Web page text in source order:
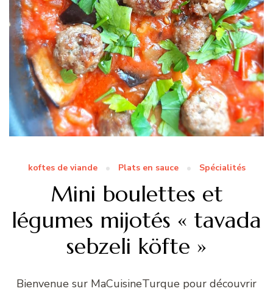
koftes de viande Plats en sauce Spécialités
Mini boulettes et
légumes mijotés « tavada
sebzeli köfte »
Bienvenue sur MaCuisineTurque pour découvrir